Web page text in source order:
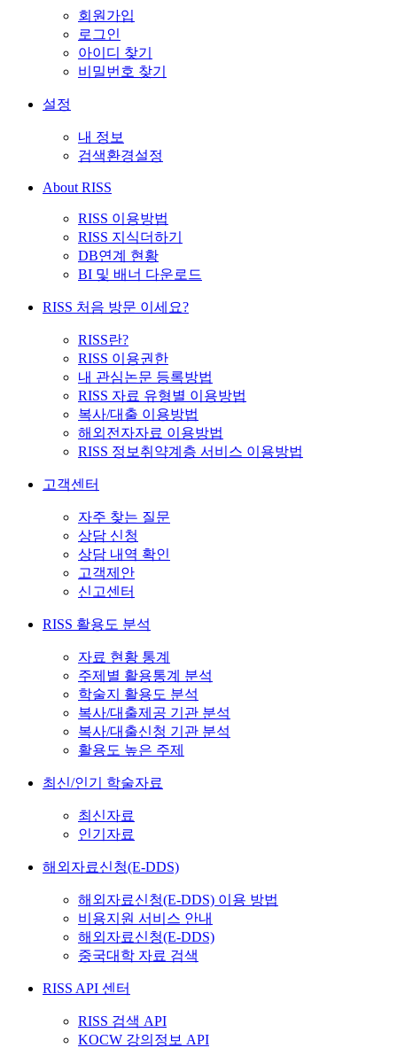
회원가입
로그인
아이디 찾기
비밀번호 찾기
설정
내 정보
검색환경설정
About RISS
RISS 이용방법
RISS 지식더하기
DB연계 현황
BI 및 배너 다운로드
RISS 처음 방문 이세요?
RISS란?
RISS 이용권한
내 관심논문 등록방법
RISS 자료 유형별 이용방법
복사/대출 이용방법
해외전자자료 이용방법
RISS 정보취약계층 서비스 이용방법
고객센터
자주 찾는 질문
상담 신청
상담 내역 확인
고객제안
신고센터
RISS 활용도 분석
자료 현황 통계
주제별 활용통계 분석
학술지 활용도 분석
복사/대출제공 기관 분석
복사/대출신청 기관 분석
활용도 높은 주제
최신/인기 학술자료
최신자료
인기자료
해외자료신청(E-DDS)
해외자료신청(E-DDS) 이용 방법
비용지원 서비스 안내
해외자료신청(E-DDS)
중국대학 자료 검색
RISS API 센터
RISS 검색 API
KOCW 강의정보 API